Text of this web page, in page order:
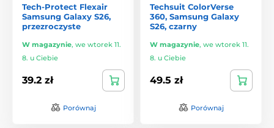
Tech-Protect Flexair
Samsung Galaxy S26,
przezroczyste
W magazynie, we wtorek 11.
8. u Ciebie
39.2 zł
Porównaj
Techsuit ColorVerse
360, Samsung Galaxy
S26, czarny
W magazynie, we wtorek 11.
8. u Ciebie
49.5 zł
Porównaj